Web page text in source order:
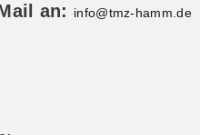
an:
info@tmz-hamm.de